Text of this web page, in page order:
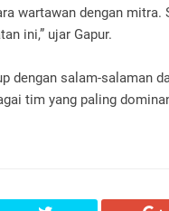
wartawan dengan
ini,” ujar Gapur.
dengan salam-salaman
tim yang paling